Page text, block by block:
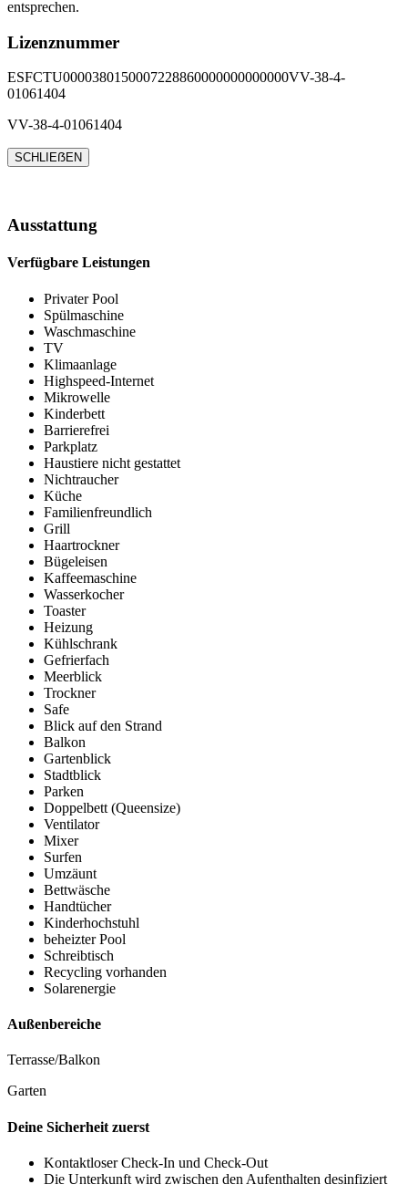
entsprechen.
Lizenznummer
ESFCTU0000380150007228860000000000000VV-38-4-
01061404
VV-38-4-01061404
SCHLIEẞEN
Ausstattung
Verfügbare Leistungen
Privater Pool
Spülmaschine
Waschmaschine
TV
Klimaanlage
Highspeed-Internet
Mikrowelle
Kinderbett
Barrierefrei
Parkplatz
Haustiere nicht gestattet
Nichtraucher
Küche
Familienfreundlich
Grill
Haartrockner
Bügeleisen
Kaffeemaschine
Wasserkocher
Toaster
Heizung
Kühlschrank
Gefrierfach
Meerblick
Trockner
Safe
Blick auf den Strand
Balkon
Gartenblick
Stadtblick
Parken
Doppelbett (Queensize)
Ventilator
Mixer
Surfen
Umzäunt
Bettwäsche
Handtücher
Kinderhochstuhl
beheizter Pool
Schreibtisch
Recycling vorhanden
Solarenergie
Außenbereiche
Terrasse/Balkon
Garten
Deine Sicherheit zuerst
Kontaktloser Check-In und Check-Out
Die Unterkunft wird zwischen den Aufenthalten desinfiziert